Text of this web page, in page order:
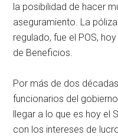
la posibilidad de hacer
aseguramiento. La
regulado, fue el POS,
de Beneficios.
Por más de dos
funcionarios del
llegar a lo que es hoy el
con los intereses de